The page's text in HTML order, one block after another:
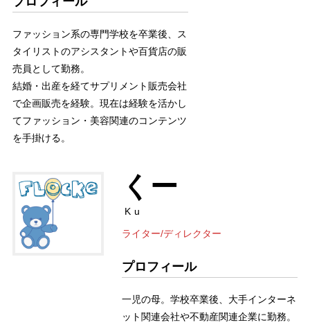
ファッション系の専門学校を卒業後、ス
タイリストのアシスタントや百貨店の販
売員として勤務。
結婚・出産を経てサプリメント販売会社
で企画販売を経験。現在は経験を活かし
てファッション・美容関連のコンテンツ
を手掛ける。
くー
Ku
ライター/ディレクター
プロフィール
一児の母。学校卒業後、大手インターネ
ット関連会社や不動産関連企業に勤務。